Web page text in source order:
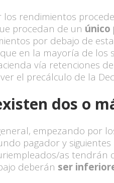
rendimientos
procedan de un único
por debajo de
en la mayoría de
vía retenciones
el precálculo de la
dos o
empezando por
pagador y
as tendrán
deberán ser